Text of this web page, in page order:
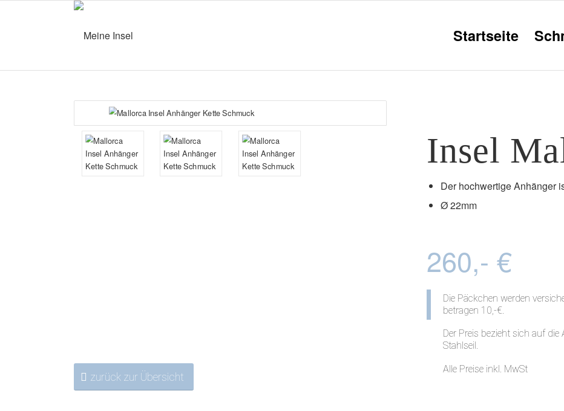
Startseite
Insel
Der hochwertige Anhänger
Ø 22mm
260,- €
Die Päckchen werden
betragen 10,-€.
Der Preis bezieht sich auf
Stahlseil.
Alle Preise inkl. MwSt
zurück zur Übersicht